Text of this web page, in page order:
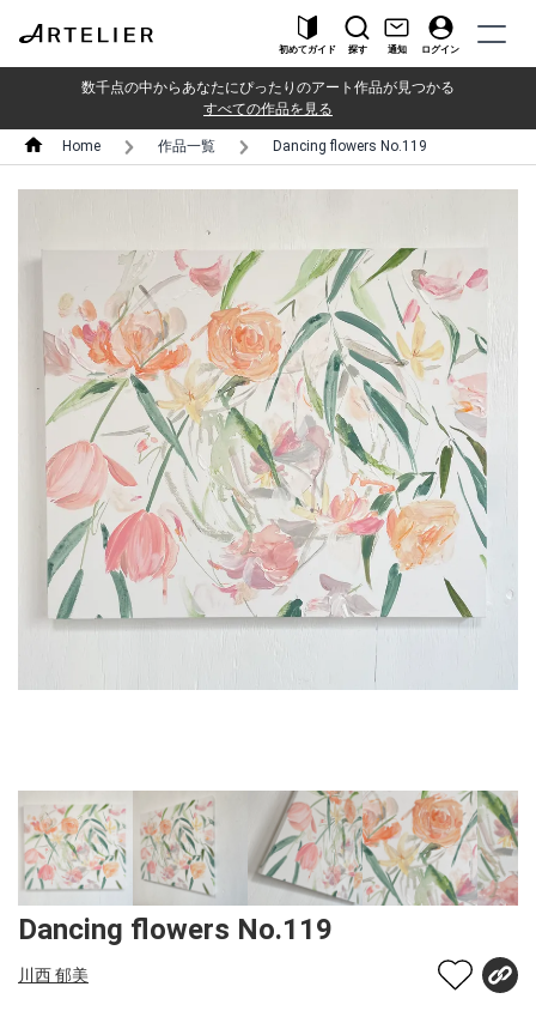
初めてガイド 探す 通知 ログイン
数千点の中からあなたにぴったりのアート作品が見つかる
すべての作品を見る
Home 作品一覧 Dancing flowers No.119
Dancing flowers No.119
川西 郁美